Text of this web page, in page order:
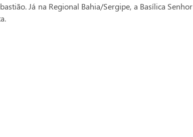
Já na Regional Bahia/Sergipe, a Basílica Senhor